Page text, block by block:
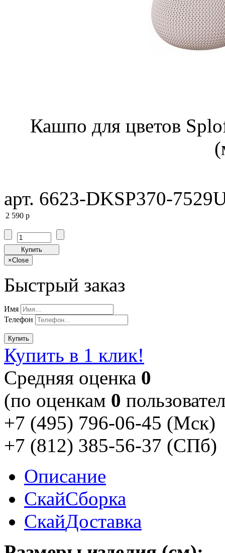
Кашпо для цветов
арт. 6623-DKSP370-
2 590 p
Купить
×Close
Быстрый заказ
Имя
Телефон
Купить
Купить в 1 клик!
Cредняя оценка 0
(по оценкам 0
+7 (495) 796-06-45 (Мск)
+7 (812) 385-56-37 (СПб)
Описание
СкайСборка
СкайДоставка